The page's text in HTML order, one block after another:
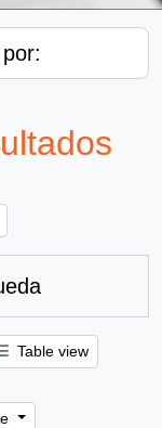
Table view